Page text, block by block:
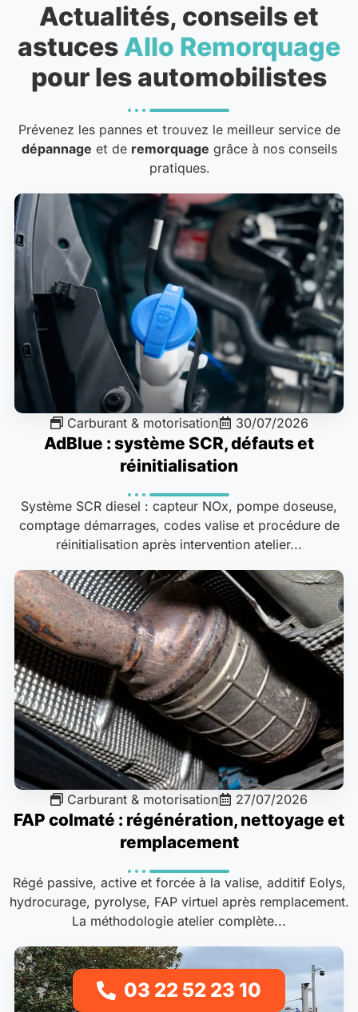
Actualités, conseils et
astuces Allo Remorquage
pour les automobilistes
Prévenez les pannes et trouvez le meilleur service de
dépannage et de remorquage grâce à nos conseils
pratiques.
Carburant & motorisation 30/07/2026
AdBlue : système SCR, défauts et
réinitialisation
Système SCR diesel : capteur NOx, pompe doseuse,
comptage démarrages, codes valise et procédure de
réinitialisation après intervention atelier...
Carburant & motorisation 27/07/2026
FAP colmaté : régénération, nettoyage et
remplacement
Régé passive, active et forcée à la valise, additif Eolys,
hydrocurage, pyrolyse, FAP virtuel après remplacement.
La méthodologie atelier complète...
03 22 52 23 10